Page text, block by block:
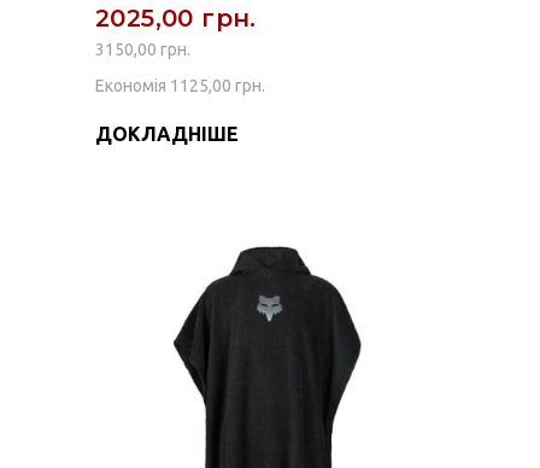
2025,00 грн.
3150,00 грн.
Економія 1125,00 грн.
ДОКЛАДНІШЕ